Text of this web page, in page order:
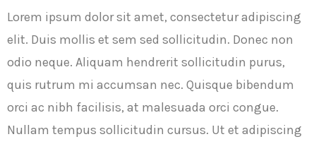
Lorem ipsum dolor sit amet, consectetur adipiscing
elit. Duis mollis et sem sed sollicitudin. Donec non
odio neque. Aliquam hendrerit sollicitudin purus,
quis rutrum mi accumsan nec. Quisque bibendum
orci ac nibh facilisis, at malesuada orci congue.
Nullam tempus sollicitudin cursus. Ut et adipiscing